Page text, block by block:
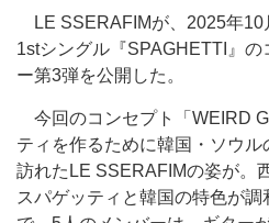
LE SSERAFIMが、2025年10
1stシングル『SPAGHETTI』
ー第3弾を公開した。
今回のコンセプト「WEIRD
ティを作るために韓国・ソウ
訪れたLE SSERAFIMの姿が。
スパゲッティと韓国の特色が